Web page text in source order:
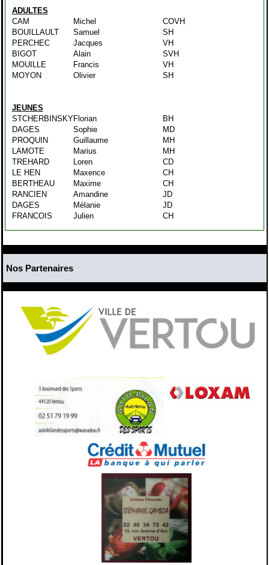
ADULTES
CAM
Michel
COVH
BOUILLAULT
Samuel
SH
PERCHEC
Jacques
VH
BIGOT
Alain
SVH
MOUILLE
Francis
VH
MOYON
Olivier SH
JEUNES
STCHERBINSKYFlorian
BH
DAGES
Sophie
MD
PROQUIN
Guillaume
MH
LAMOTE
Marius
MH
TREHARD
Loren
CD
LE HEN
Maxence
CH
BERTHEAU
Maxime
CH
RANCIEN
Amandine
JD
DAGES
Mélanie
JD
FRANCOIS
Julien CH
Nos Partenaires